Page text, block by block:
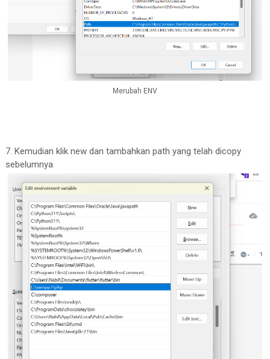
Merubah ENV
7. Kemudian klik new dan tambahkan path yang telah dicopy
sebelumnya